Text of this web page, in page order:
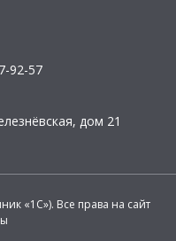
92-57
дом 21
«1С»). Все права на сайт